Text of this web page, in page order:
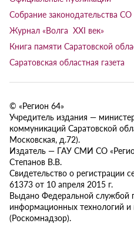
Собрание законодательства СО
Журнал «Волга XXI век»
Книга памяти Саратовской
Саратовская областная газета
© «Регион 64»
Учредитель издания —
коммуникаций Саратовской
Московская, д.72).
Издатель — ГАУ СМИ СО
Степанов В.В.
Свидетельство о регистрации
61373 от 10 апреля 2015 г.
Выдано Федеральной службой
информационных технологий
(Роскомнадзор).